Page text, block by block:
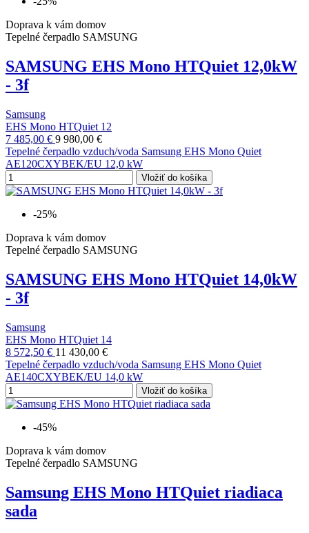
Doprava k vám domov
Tepelné čerpadlo SAMSUNG
SAMSUNG EHS Mono HTQuiet 12,0kW
- 3f
Samsung
EHS Mono HTQuiet 12
7 485,00 € 9 980,00 €
Tepelné čerpadlo vzduch/voda Samsung EHS Mono Quiet
AE120CXYBEK/EU 12,0 kW
Vložiť do košíka
-25%
Doprava k vám domov
Tepelné čerpadlo SAMSUNG
SAMSUNG EHS Mono HTQuiet 14,0kW
- 3f
Samsung
EHS Mono HTQuiet 14
8 572,50 € 11 430,00 €
Tepelné čerpadlo vzduch/voda Samsung EHS Mono Quiet
AE140CXYBEK/EU 14,0 kW
Vložiť do košíka
-45%
Doprava k vám domov
Tepelné čerpadlo SAMSUNG
Samsung EHS Mono HTQuiet riadiaca
sada